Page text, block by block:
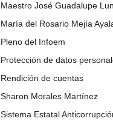
Maestro José Guadalupe
María del Rosario Mejía
Pleno del Infoem
Protección de datos
Rendición de cuentas
Sharon Morales Martínez
Sistema Estatal